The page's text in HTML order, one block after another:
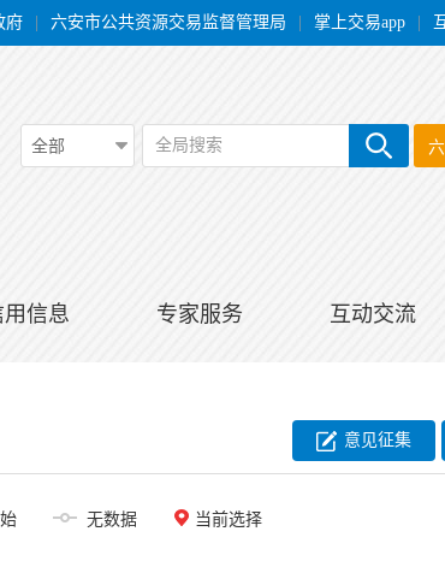
府 六安市公共资源交易监督管理局 掌上交易app
全部 全局搜索
用信息 专家服务 互动交流
意见征集
无数据 当前选择